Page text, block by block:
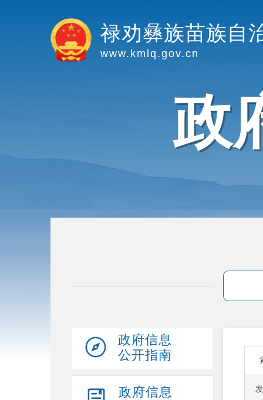
禄劝彝族苗族自
www.kmlq.gov.cn
政
政府信息
公开指南
政府信息